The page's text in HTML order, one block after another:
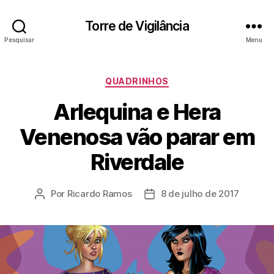
Pesquisar
Torre de Vigilância
Menu
Categorias
QUADRINHOS
Arlequina e Hera
Venenosa vão parar em
Riverdale
Autor
Por Ricardo Ramos
Data8 de julho de 2017